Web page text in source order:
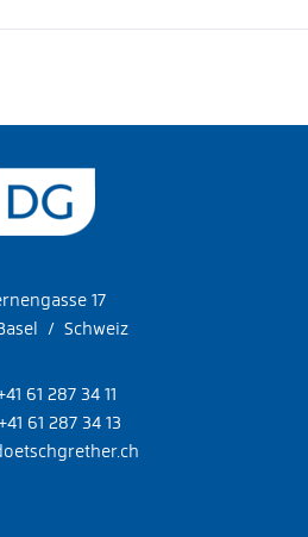
17
/ Schweiz
61 287 34 11
61 287 34 13